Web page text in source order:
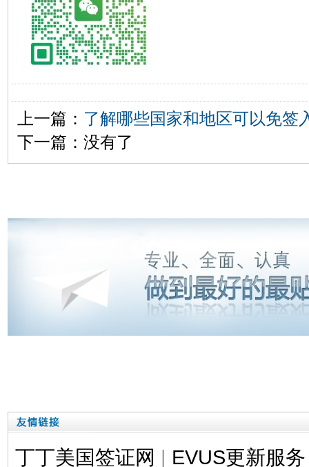
上一篇： 了解哪些国家和地区可以免签
下一篇：没有了
丁丁美国签证网 | EVUS更新服务